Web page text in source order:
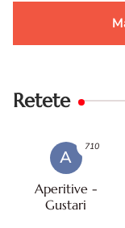
Retete
A
Aperitive -
Gustari
710